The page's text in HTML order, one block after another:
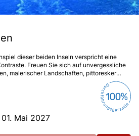
dieser beiden Inseln verspricht eine
Freuen Sie sich auf unvergessliche
malerischer Landschaften, pittoresker
Mai 2027